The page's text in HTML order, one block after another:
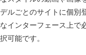
ルごとのサイトに個別
インターフェース上で
可能です。